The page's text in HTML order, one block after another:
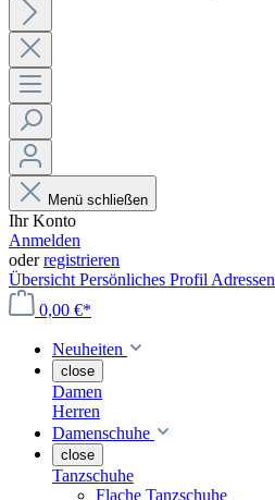
Menü schließen
Ihr Konto
Anmelden
oderregistrieren
Übersicht Persönliches Profil Adressen
0,00 €*
Neuheiten
close
Damen
Herren
Damenschuhe
close
Tanzschuhe
Flache Tanzschuhe